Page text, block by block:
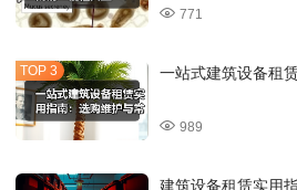
771
一站式建筑设备租
989
建筑设备租赁实用